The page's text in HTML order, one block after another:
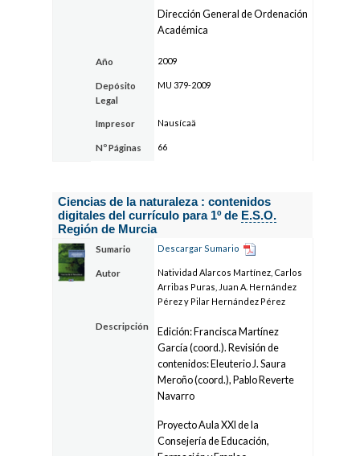
Dirección General de Ordenación
Académica
Año 2009
Depósito
Legal
MU 379-2009
Impresor Nausícaä
Nº Páginas 66
Ciencias de la naturaleza : contenidos
digitales del currículo para 1º de E.S.O.
Región de Murcia
Sumario Descargar Sumario
Autor
Natividad Alarcos Martínez, Carlos
Arribas Puras, Juan A. Hernández
Pérez y Pilar Hernández Pérez
Descripción
Edición: Francisca Martínez
García (coord.). Revisión de
contenidos: Eleuterio J. Saura
Meroño (coord.), Pablo Reverte
Navarro
Proyecto Aula XXI de la
Consejería de Educación,